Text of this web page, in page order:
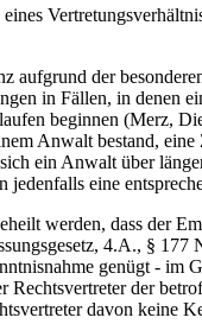
aufgrund der
in Fällen, in denen
laufen beginnen
Anwalt bestand,
ein Anwalt über
eine
werden, dass der
4.A., §
genügt -
der
davon keine